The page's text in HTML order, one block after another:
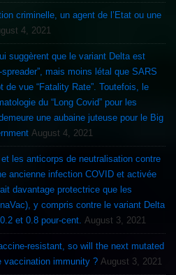
criminelle, un agent de l’Etat ou une
4, 2021
suggèrent que le variant Delta est
mais moins létal que SARS
vue “Fatality Rate”. Toutefois, le
du “Long Covid” pour les
une aubaine juteuse pour le Big
August 4, 2021
les anticorps de neutralisation contre
ancienne infection COVID et activée
y compris contre le variant Delta
et 0.8 pour-cent. August 3, 2021
resistant, so will the next mutated
vaccination immunity ? August 3, 2021